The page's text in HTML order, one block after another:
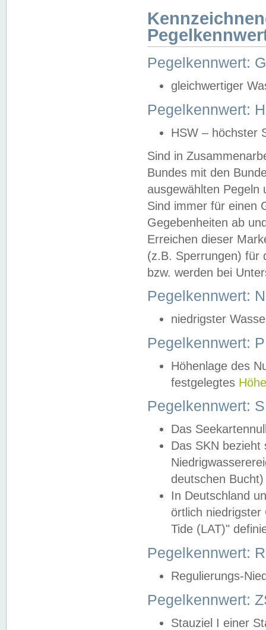
Pegelkennwert:
gleichwertiger
Pegelkennwert:
HSW – höchster
Sind in
Bundes mit den
ausgewählten
Sind immer für einen
Gegebenheiten ab
Erreichen dieser
(z.B. Sperrungen) für
bzw. werden bei
Pegelkennwert:
niedrigster
Pegelkennwert:
Höhenlage des
festgelegtes
Pegelkennwert:
Das
Das SKN
deutschen
In Deutschland
örtlich
Tide (LAT)"
Pegelkennwert:
Regulierungs-
Pegelkennwert:
Stauziel I einer